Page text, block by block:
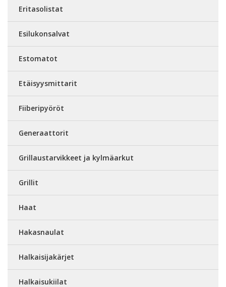
Eritasolistat
Esilukonsalvat
Estomatot
Etäisyysmittarit
Fiiberipyöröt
Generaattorit
Grillaustarvikkeet ja kylmäarkut
Grillit
Haat
Hakasnaulat
Halkaisijakärjet
Halkaisukiilat